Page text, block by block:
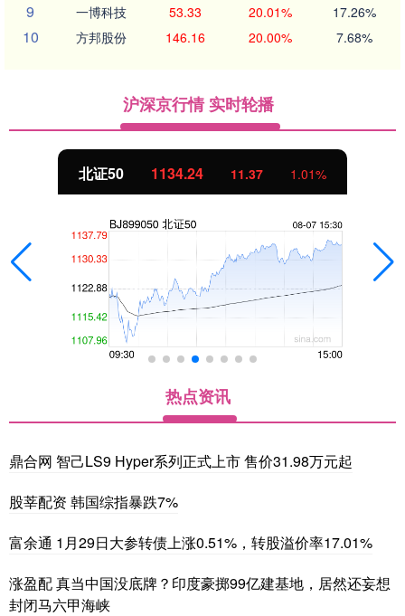
9 一博科技 53.33 20.01% 17.26%
10 方邦股份 146.16 20.00% 7.68%
沪深京行情 实时轮播
北证50 1134.24 11.37 1.01%
热点资讯
鼎合网 智己LS9 Hyper系列正式上市 售价31.98万元起
股莘配资 韩国综指暴跌7%
富余通 1月29日大参转债上涨0.51%，转股溢价率17.01%
涨盈配 真当中国没底牌？印度豪掷99亿建基地，居然还妄想
封闭马六甲海峡